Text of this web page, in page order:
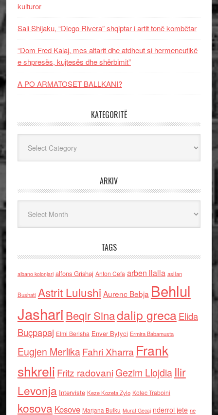
kulturor
Sali Shijaku, “Diego Rivera” shqiptar i artit tonë kombëtar
“Dom Fred Kalaj, mes altarit dhe atdheut si hermeneutikë
e shpresës, kujtesës dhe shërbimit”
A PO ARMATOSET BALLKANI?
KATEGORITË
ARKIV
TAGS
albano kolonjari alfons Grishaj Anton Cefa arben llalla asllan
Bushati Astrit Lulushi Aurenc Bebja Behlul
Jashari Beqir Sinadalip grecaElida
Buçpapaj Elmi Berisha Enver Bytyci Ermira Babamusta
Eugjen MerlikaFahri Xharra Frank
shkreli Fritz radovaniGezim Llojdia Ilir
Levonja Interviste Keze Kozeta Zylo Kolec Traboini
kosova Kosove Marjana Bulku Murat Gecaj nderroi jete ne